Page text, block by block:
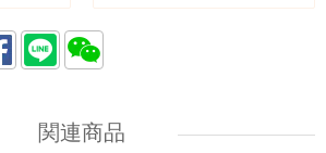
関連商品